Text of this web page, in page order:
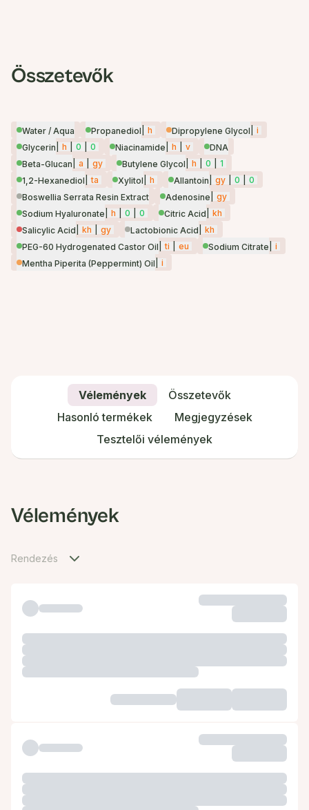
Összetevők
Water / Aqua Propanediol h Dipropylene Glycol
i
Glycerin
h 0 0 Niacinamide h v
DNA
Beta-Glucan
a gy Butylene Glycol h 0
1
1,2-Hexanediol
ta Xylitol h Allantoin gy 0
0
Boswellia Serrata Resin Extract
Adenosine
gy
Sodium Hyaluronate
h 0 0 Citric Acid
kh
Salicylic Acid
kh gy Lactobionic Acid
kh
PEG-60 Hydrogenated Castor Oil
ti eu Sodium Citrate
i
Mentha Piperita (Peppermint) Oil
i
Vélemények
Összetevők
Hasonló termékek
Megjegyzések
Tesztelői vélemények
Vélemények
Rendezés